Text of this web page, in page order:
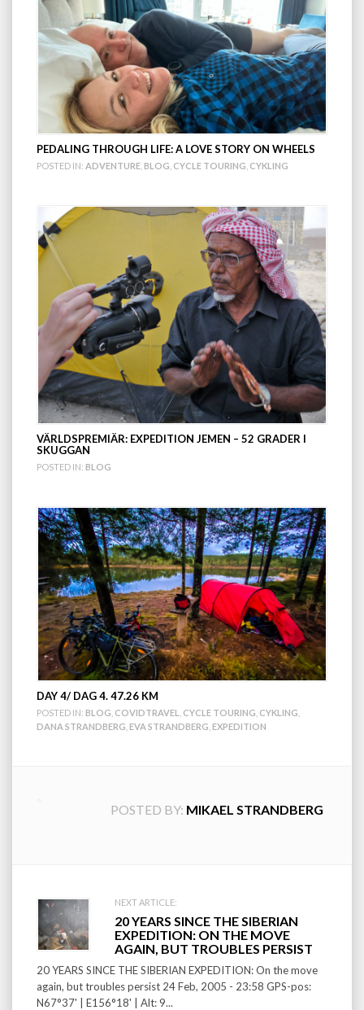
PEDALING THROUGH LIFE: A LOVE STORY ON WHEELS
POSTED IN: ADVENTURE BLOG CYCLE TOURING CYKLING
VÄRLDSPREMIÄR: EXPEDITION JEMEN – 52 GRADER I
SKUGGAN
POSTED IN: BLOG
DAY 4/ DAG 4. 47.26 KM
POSTED IN: BLOG COVIDTRAVEL CYCLE TOURING CYKLING
DANA STRANDBERG EVA STRANDBERG EXPEDITION
POSTED BY: MIKAEL STRANDBERG
Post
navigation
NEXT ARTICLE:
20 YEARS SINCE THE SIBERIAN
EXPEDITION: ON THE MOVE
AGAIN, BUT TROUBLES PERSIST
20 YEARS SINCE THE SIBERIAN EXPEDITION: On the move
again, but troubles persist 24 Feb, 2005 - 23:58 GPS-pos:
N67°37' | E156°18' | Alt: 9...